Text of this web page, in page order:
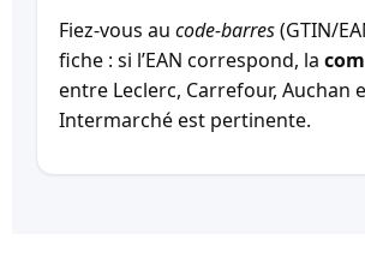
Fiez-vous au code-barres(GTIN/
fiche : si l’EAN correspond, la
entre Leclerc, Carrefour, Auchan
Intermarché est pertinente.